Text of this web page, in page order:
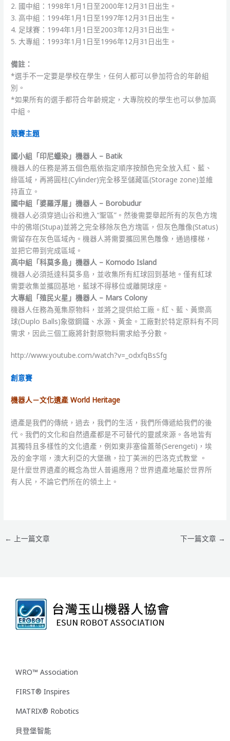
2. 國中組：1998年1月1日至2000年12月31日出生。
3. 高中組：1994年1月1日至1997年12月31日出生。
4. 足球賽：1994年1月1日至2003年12月31日出生。
5. 大專組：1993年1月1日至1996年12月31日出生。
備註：
*選手不一定要是學校在學生，任何人都可以參加符合的年齡組
別。
*如果所有的選手都符合年齡規定，大專院校的學生也可以參加高
中組。
競賽主題
國小組「印尼蠟染」機器人 – Batik
機器人的任務是將五個色瓶依指定順序按顏色完全放入紅、藍、
綠區域，再將圓柱(Cylinder)完全移至儲藏區(Storage zone)並維
持直立。
國中組「婆羅浮屠」機器人 – Borobudur
機器人必須穿過山谷和進入“聖區”。然後需要舉起所有的灰色方塊
中的佛塔(Stupa)並將之完全移除灰色方塊區，但灰色雕像(Status)
需留存在灰色區域內。機器人將需要攜回黑色雕像，通過樓梯，
並把它帶到完成區域。
高中組「科莫多島」機器人 – Komodo Island
機器人必須抵達科莫多島，並收集所有紅球回到基地。僅有紅球
需要收集並攜回基地，藍球不得移位或離開球座。
大專組「殖民火星」機器人 – Mars Colony
機器人任務為蒐集原物料，並將之提供給工廠。紅、藍、黃樂高
球(Duplo Balls)象徵鋼鐵、水源、黃金。工廠對於特定原料有不同
需求，因此三個工廠將針對原物料需求給予分數。
http://www.youtube.com/watch?v=_odxfqBsSfg
創意賽
機器人－文化遺產 World Heritage
遺產是我們的傳統，過去，我們的生活，我們所傳遞給我們的後
代。我們的文化和自然遺產都是不可替代的靈感來源。各地皆有
其獨特且多樣性的文化遺產，例如東非塞倫蓋蒂(Serengeti)，埃
及的金字塔，澳大利亞的大堡礁，拉丁美洲的巴洛克式教堂 。
是什麼世界遺產的概念為世人普遍應用？世界遺產地屬於世界所
有人民，不論它們所在的領土上。
← 上一篇文章 下一篇文章 →
WRO™ Association
FIRST® Inspires
MATRIX® Robotics
貝登堡智能